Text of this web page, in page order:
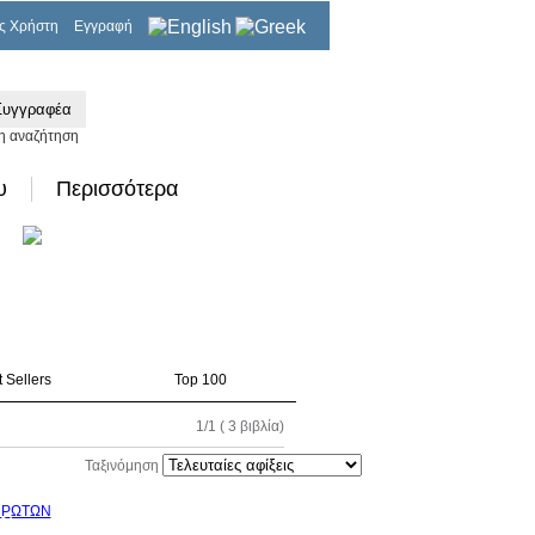
Χρήστη Εγγραφή
αναζήτηση
Περισσότερα
Sellers Top 100
1/1 ( 3 βιβλία)
Ταξινόμηση